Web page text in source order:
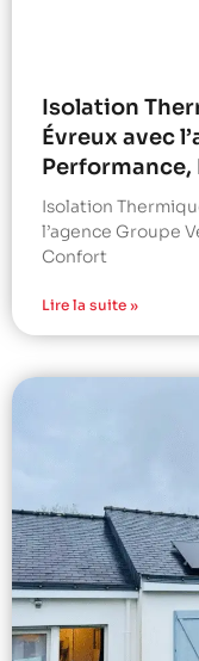
Isolation
Évreux avec
Isolation
l’agence Groupe
Confort
Lire la suite »